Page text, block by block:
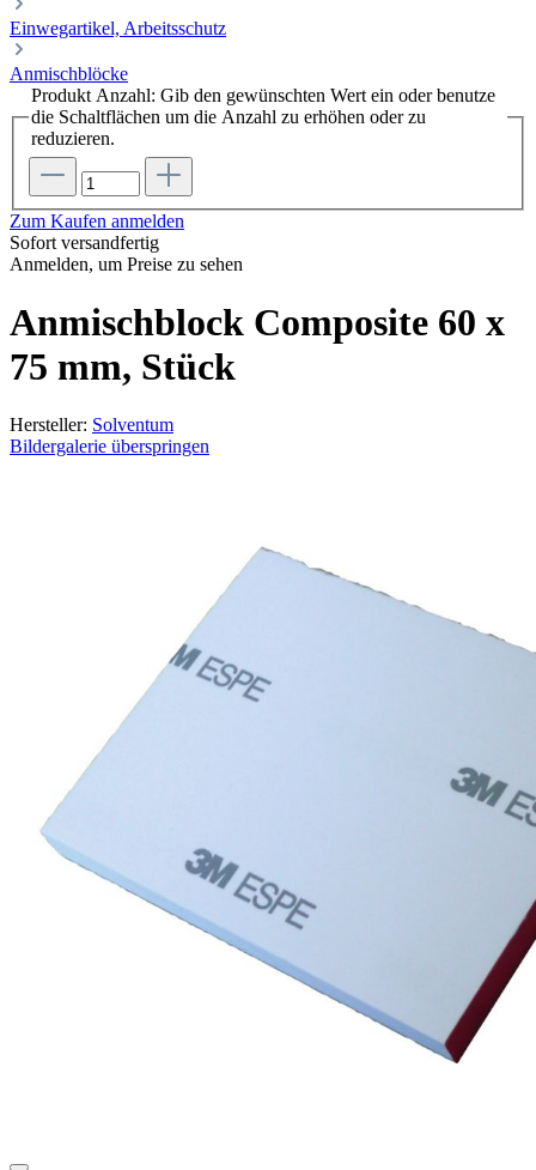
Einwegartikel, Arbeitsschutz
Anmischblöcke
Produkt Anzahl: Gib den gewünschten Wert ein oder benutze
die Schaltflächen um die Anzahl zu erhöhen oder zu
reduzieren.
Zum Kaufen anmelden
Sofort versandfertig
Anmelden, um Preise zu sehen
Anmischblock Composite 60 x
75 mm, Stück
Hersteller: Solventum
Bildergalerie überspringen